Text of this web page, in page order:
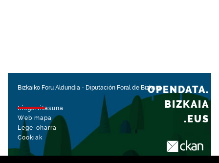
Bizkaiko Foru Aldundia - Diputación Foral de Bizkaia
Irisgarritasuna
Web mapa
Lege-oharra
Cookiak
OPENDATA.
BIZKAIA
.EUS